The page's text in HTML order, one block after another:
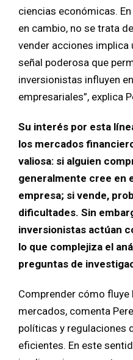
ciencias económicas.
en cambio, no se trata de
vender acciones implica
señal poderosa que
inversionistas influyen
empresariales”, explica
Su interés por esta
los mercados
valiosa: si alguien
generalmente cree en
empresa; si vende,
dificultades. Sin
inversionistas actúan
lo que complejiza el
preguntas de
Comprender cómo
mercados, comenta
políticas y regulaciones
eficientes. En este